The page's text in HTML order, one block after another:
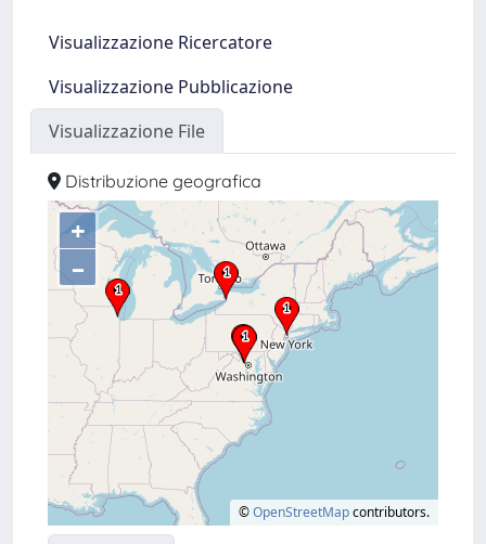
Visualizzazione Ricercatore
Visualizzazione Pubblicazione
Visualizzazione File
Distribuzione geografica
+
–
©OpenStreetMapcontributors.